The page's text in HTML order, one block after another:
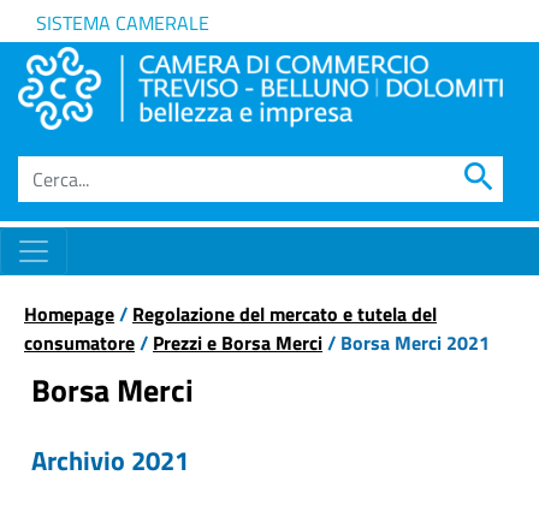
SISTEMA CAMERALE
search
Homepage/ Regolazione del mercato e tutela del
consumatore/ Prezzi e Borsa Merci/ Borsa Merci 2021
Borsa Merci
Archivio 2021